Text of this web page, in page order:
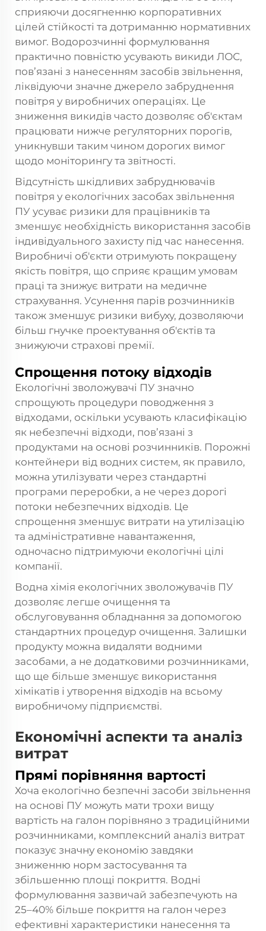
сприяючи досягненню корпоративних
цілей стійкості та дотриманню нормативних
вимог. Водорозчинні формулювання
практично повністю усувають викиди ЛОС,
пов’язані з нанесенням засобів звільнення,
ліквідуючи значне джерело забруднення
повітря у виробничих операціях. Це
зниження викидів часто дозволяє об'єктам
працювати нижче регуляторних порогів,
уникнувши таким чином дорогих вимог
щодо моніторингу та звітності.
Відсутність шкідливих забруднювачів
повітря у екологічних засобах звільнення
ПУ усуває ризики для працівників та
зменшує необхідність використання засобів
індивідуального захисту під час нанесення.
Виробничі об'єкти отримують покращену
якість повітря, що сприяє кращим умовам
праці та знижує витрати на медичне
страхування. Усунення парів розчинників
також зменшує ризики вибуху, дозволяючи
більш гнучке проектування об'єктів та
знижуючи страхові премії.
Спрощення потоку відходів
Екологічні зволожувачі ПУ значно
спрощують процедури поводження з
відходами, оскільки усувають класифікацію
як небезпечні відходи, пов’язані з
продуктами на основі розчинників. Порожні
контейнери від водних систем, як правило,
можна утилізувати через стандартні
програми переробки, а не через дорогі
потоки небезпечних відходів. Це
спрощення зменшує витрати на утилізацію
та адміністративне навантаження,
одночасно підтримуючи екологічні цілі
компанії.
Водна хімія екологічних зволожувачів ПУ
дозволяє легше очищення та
обслуговування обладнання за допомогою
стандартних процедур очищення. Залишки
продукту можна видаляти водними
засобами, а не додатковими розчинниками,
що ще більше зменшує використання
хімікатів і утворення відходів на всьому
виробничому підприємстві.
Економічні аспекти та аналіз
витрат
Прямі порівняння вартості
Хоча екологічно безпечні засоби звільнення
на основі ПУ можуть мати трохи вищу
вартість на галон порівняно з традиційними
розчинниками, комплексний аналіз витрат
показує значну економію завдяки
зниженню норм застосування та
збільшенню площі покриття. Водні
формулювання зазвичай забезпечують на
25–40% більше покриття на галон через
ефективні характеристики нанесення та